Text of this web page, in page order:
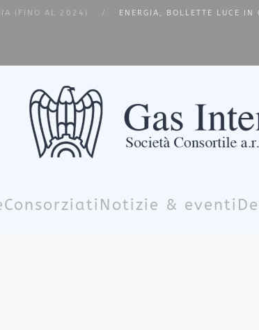
(FINO AL 2024)
ENERGIA, BOLLETTE LUCE
Consorziati Notizie & eventi